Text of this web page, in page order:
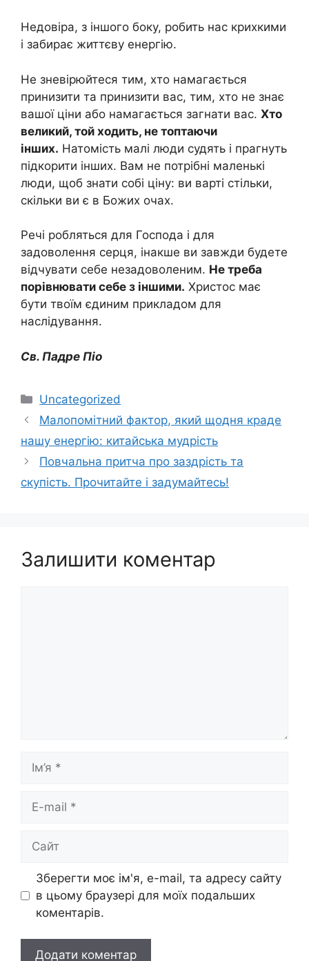
Недовіра, з іншого боку, робить нас крихкими
і забирає життєву енергію.
Не зневірюйтеся тим, хто намагається
принизити та принизити вас, тим, хто не знає
вашої ціни або намагається загнати вас. Хто
великий, той ходить, не топтаючи
інших. Натомість малі люди судять і прагнуть
підкорити інших. Вам не потрібні маленькі
люди, щоб знати собі ціну: ви варті стільки,
скільки ви є в Божих очах.
Речі робляться для Господа і для
задоволення серця, інакше ви завжди будете
відчувати себе незадоволеним. Не треба
порівнювати себе з іншими. Христос має
бути твоїм єдиним прикладом для
наслідування.
Св. Падре Піо
Категорії
Uncategorized
Малопомітний фактор, який щодня краде
нашу енергію: китайська мудрість
Повчальна притча про заздрість та
скупість. Прочитайте і задумайтесь!
Залишити коментар
mail
Зберегти моє ім'я, e-mail, та адресу сайту
в цьому браузері для моїх подальших
коментарів.